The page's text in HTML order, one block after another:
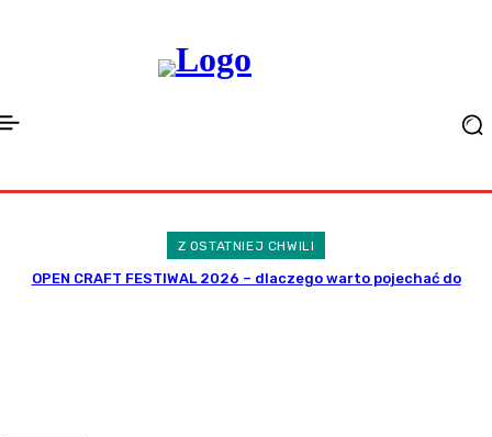
Z OSTATNIEJ CHWILI
OPEN CRAFT FESTIWAL 2026 – dlaczego warto pojechać do